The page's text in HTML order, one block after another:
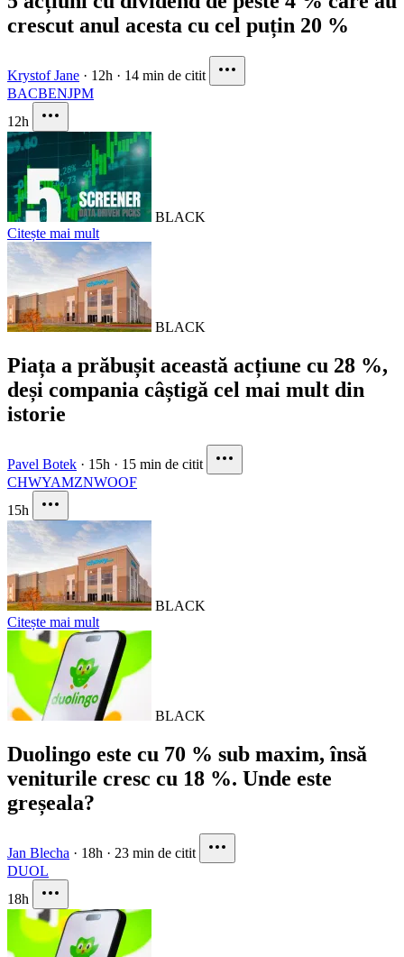
crescut anul acesta cu cel puțin 20 %
Krystof Jane · 12h · 14 min de citit
BACBENJPM
12h
BLACK
Citește mai mult
BLACK
Piața a prăbușit această acțiune cu 28 %,
deși compania câștigă cel mai mult din
istorie
Pavel Botek · 15h · 15 min de citit
CHWYAMZNWOOF
15h
BLACK
Citește mai mult
BLACK
Duolingo este cu 70 % sub maxim, însă
veniturile cresc cu 18 %. Unde este
greșeala?
Jan Blecha · 18h · 23 min de citit
DUOL
18h